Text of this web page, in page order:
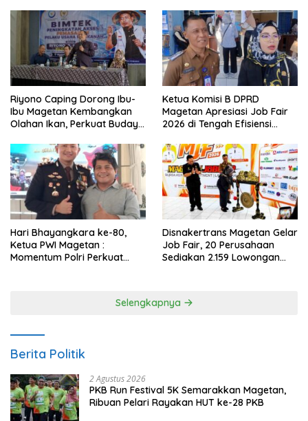
Riyono Caping Dorong Ibu-
Ibu Magetan Kembangkan
Olahan Ikan, Perkuat Budaya
Ketua Komisi B DPRD
Magetan Apresiasi Job Fair
2026 di Tengah Efisiensi
Hari Bhayangkara ke-80,
Ketua PWI Magetan :
Momentum Polri Perkuat
Disnakertrans Magetan Gelar
Job Fair, 20 Perusahaan
Sediakan 2.159 Lowongan
Selengkapnya
Berita Politik
2 Agustus 2026
PKB Run Festival 5K Semarakkan Magetan,
Ribuan Pelari Rayakan HUT ke-28 PKB